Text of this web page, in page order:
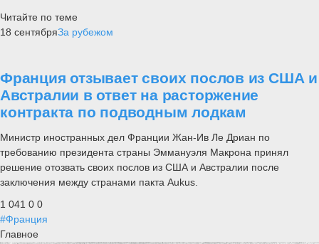
Читайте по теме
18 сентябряЗа рубежом
Франция отзывает своих послов из США и
Австралии в ответ на расторжение
контракта по подводным лодкам
Министр иностранных дел Франции Жан-Ив Ле Дриан по
требованию президента страны Эммануэля Макрона принял
решение отозвать своих послов из США и Австралии после
заключения между странами пакта Aukus.
1 041 0 0
#Франция
Главное